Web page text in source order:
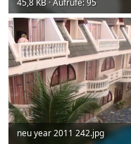
45,8 KB · Aufrufe: 95
neu year 2011 242.jpg